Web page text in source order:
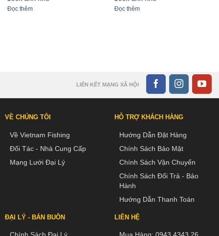
Đọc thêm Đọc thêm
LIÊN KẾT MẠNG XÃ HỘI
VỀ CHÚNG TÔI
Về Vietnam Fishing
Đối Tác - Nhà Cung Cấp
Mạng Lưới Đại Lý
HỖ TRỢ KHÁCH HÀNG
Hướng Dẫn Đặt Hàng
Chính Sách Bảo Mật
Chính Sách Vận Chuyển
Chính Sách Đổi Trả - Bảo
Hành
Hướng Dẫn Thanh Toán
ĐẠI LÝ - BÁN BUÔN LIÊN HỆ